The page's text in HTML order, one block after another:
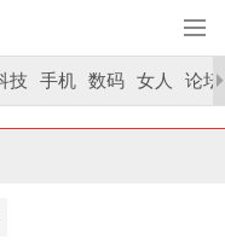
技 手机 数码 女人 论坛